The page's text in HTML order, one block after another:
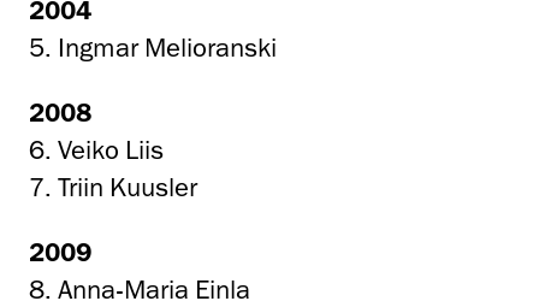
2004
5. Ingmar Melioranski
2008
6. Veiko Liis
7. Triin Kuusler
2009
8. Anna-Maria Einla